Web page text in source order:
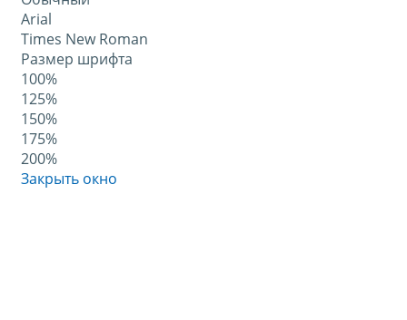
Arial
Times New Roman
Размер шрифта
100%
125%
150%
175%
200%
Закрыть окно